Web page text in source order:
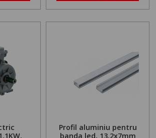
Profil aluminiu pentru
banda led, 13.2x7mm